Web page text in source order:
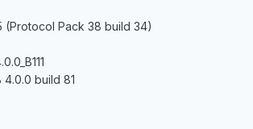
(Protocol Pack 38 build 34)
4.0.0 build 81